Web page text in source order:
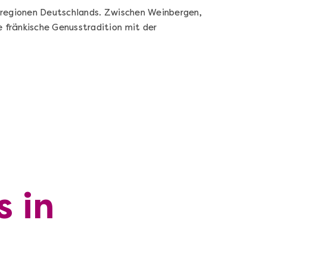
Deutschlands. Zwischen Weinbergen,
fränkische Genusstradition mit der
in